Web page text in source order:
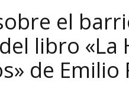
el
libro «La
de Emilio